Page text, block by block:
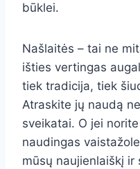
būklei.
Našlaitės – tai ne
išties vertingas
tiek tradicija, tiek
Atraskite jų naudą
sveikatai. O jei
naudingas
mūsų naujienlaiškį